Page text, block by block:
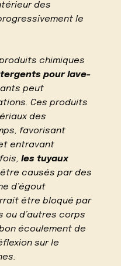
des
le
chimiques
pour lave-
peut
Ces produits
des
favorisant
entravant
les tuyaux
causés par des
d’égout
être bloqué par
ou d’autres corps
écoulement de
sur le